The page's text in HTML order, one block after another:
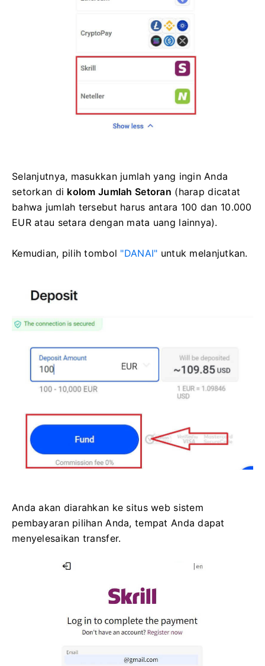
Selanjutnya, masukkan jumlah yang ingin Anda
setorkan di kolom Jumlah Setoran (harap dicatat
bahwa jumlah tersebut harus antara 100 dan 10.000
EUR atau setara dengan mata uang lainnya).
Kemudian, pilih tombol "DANAI" untuk melanjutkan.
Anda akan diarahkan ke situs web sistem
pembayaran pilihan Anda, tempat Anda dapat
menyelesaikan transfer.